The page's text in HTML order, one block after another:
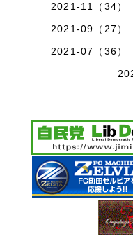
2021-11（34）
2021-09（27）
2021-07（36）